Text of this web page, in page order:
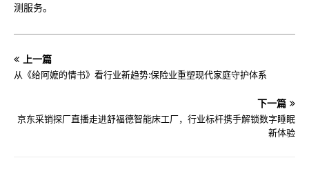
测服务。
上一篇
从《给阿嬷的情书》看行业新趋势:保险业重塑现代家庭守护体系
下一篇
京东采销探厂直播走进舒福德智能床工厂，行业标杆携手解锁数字睡眠
新体验